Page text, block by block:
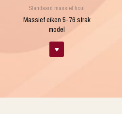
Standaard massief hout
Massief eiken 5-76 strak
model
♥